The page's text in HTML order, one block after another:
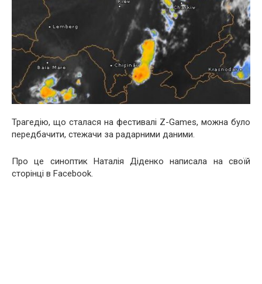
Трагедію, що сталася на фестивалі Z-Games, можна було
передбачити, стежачи за радарними даними.
Про це синоптик Наталія Діденко написала на своїй
сторінці в Facebook.